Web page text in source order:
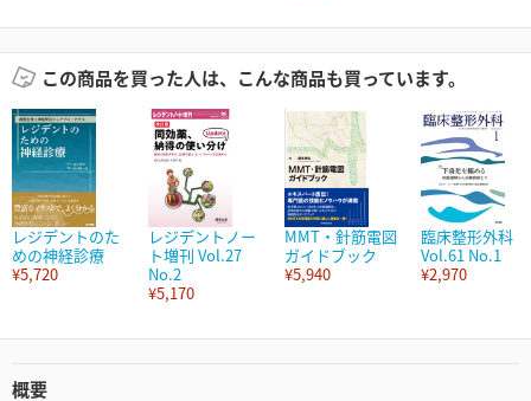
この商品を買った人は、こんな商品も買っています。
レジデントのた
めの神経診療
¥5,720
レジデントノー
ト増刊 Vol.27
No.2
¥5,170
MMT・針筋電図
ガイドブック
¥5,940
臨床整形外科
Vol.61 No.1
¥2,970
概要